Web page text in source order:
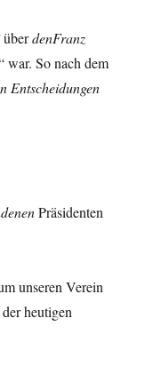
überdenFranz
war. So nach dem
Entscheidungen
Präsidenten
unseren Verein
heutigen